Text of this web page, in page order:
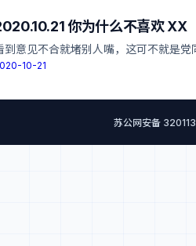
你为什么不喜欢 XX
到意见不合就堵别人嘴，这可不就是党
10-21
苏公网安备